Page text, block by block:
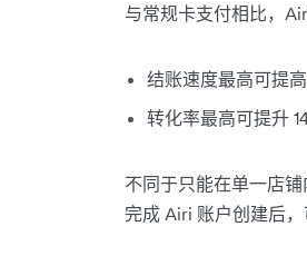
与常规卡支付相比，
结账速度最高可提
转化率最高可提升
不同于只能在单一店
完成 Airi 账户创建后